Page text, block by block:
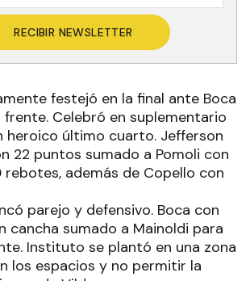
RECIBIR NEWSLETTER
festejó en la final ante Boca
Celebró en suplementario
heroico último cuarto. Jefferson
22 puntos sumado a Pomoli con
rebotes, además de Copello con
parejo y defensivo. Boca con
cancha sumado a Mainoldi para
Instituto se plantó en una zona
los espacios y no permitir la